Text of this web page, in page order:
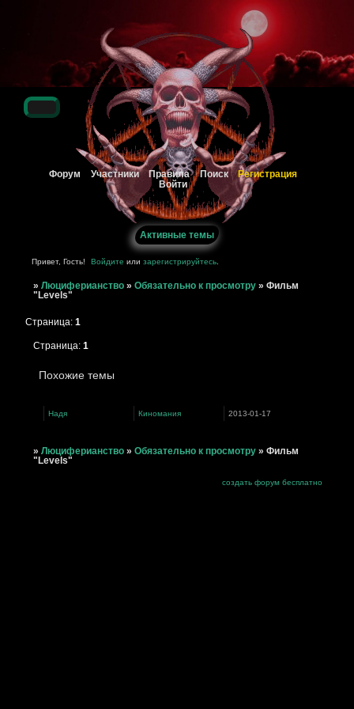
Форум Участники Правила Поиск Регистрация
Войти
Активные темы
Привет, Гость! Войдите илизарегистрируйтесь
» Люциферианство » Обязательно к просмотру » Фильм
"Levels"
Страница:1
Страница: 1
Похожие темы
Надя Киномания 2013-01-17
» Люциферианство » Обязательно к просмотру » Фильм
"Levels"
создать форум бесплатно